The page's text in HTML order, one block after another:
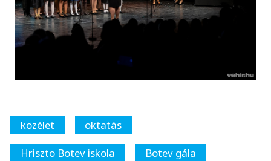
közélet
oktatás
Hriszto Botev iskola
Botev gála